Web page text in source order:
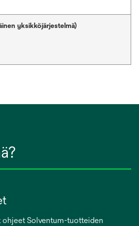
yksikköjärjestelmä)
Solventum-tuotteiden